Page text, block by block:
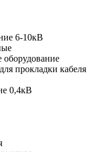
6-10кВ
оборудование
прокладки кабеля
0,4кВ